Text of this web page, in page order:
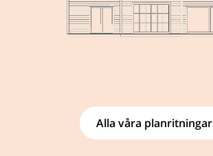
Alla våra planritningar